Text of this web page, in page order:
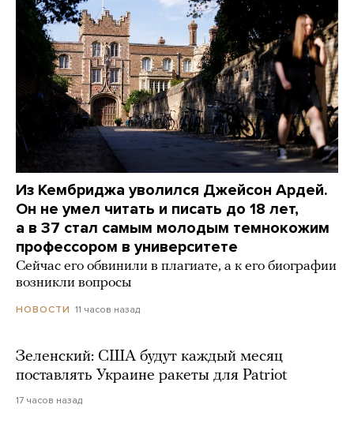
Из Кембриджа уволился Джейсон Ардей.
Он не умел читать и писать до 18 лет,
а в 37 стал самым молодым темнокожим
профессором в университете
Сейчас его обвинили в плагиате, а к его биографии
возникли вопросы
НОВОСТИ 11 часов назад
Зеленский: США будут каждый месяц
поставлять Украине ракеты для Patriot
17 часов назад